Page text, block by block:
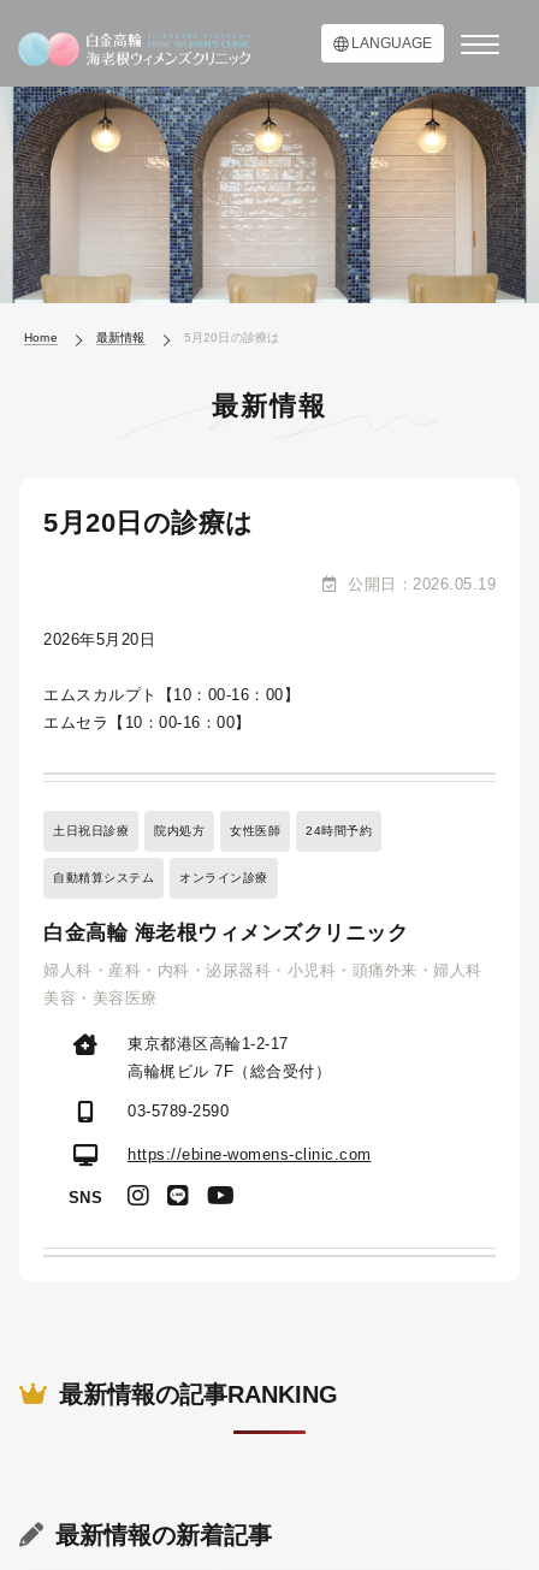
LANGUAGE
Home 最新情報 5月20日の診療は
最新情報
5月20日の診療は
公開日：2026.05.19
2026年5月20日
エムスカルプト【10：00-16：00】
エムセラ【10：00-16：00】
土日祝日診療 院内処方 女性医師 24時間予約
自動精算システム オンライン診療
白金高輪 海老根ウィメンズクリニック
婦人科・産科・内科・泌尿器科・小児科・頭痛外来・婦人科
美容・美容医療
東京都港区高輪1-2-17
高輪梶ビル 7F（総合受付）
03-5789-2590
https://ebine-womens-clinic.com
SNS
最新情報の記事RANKING
最新情報の新着記事